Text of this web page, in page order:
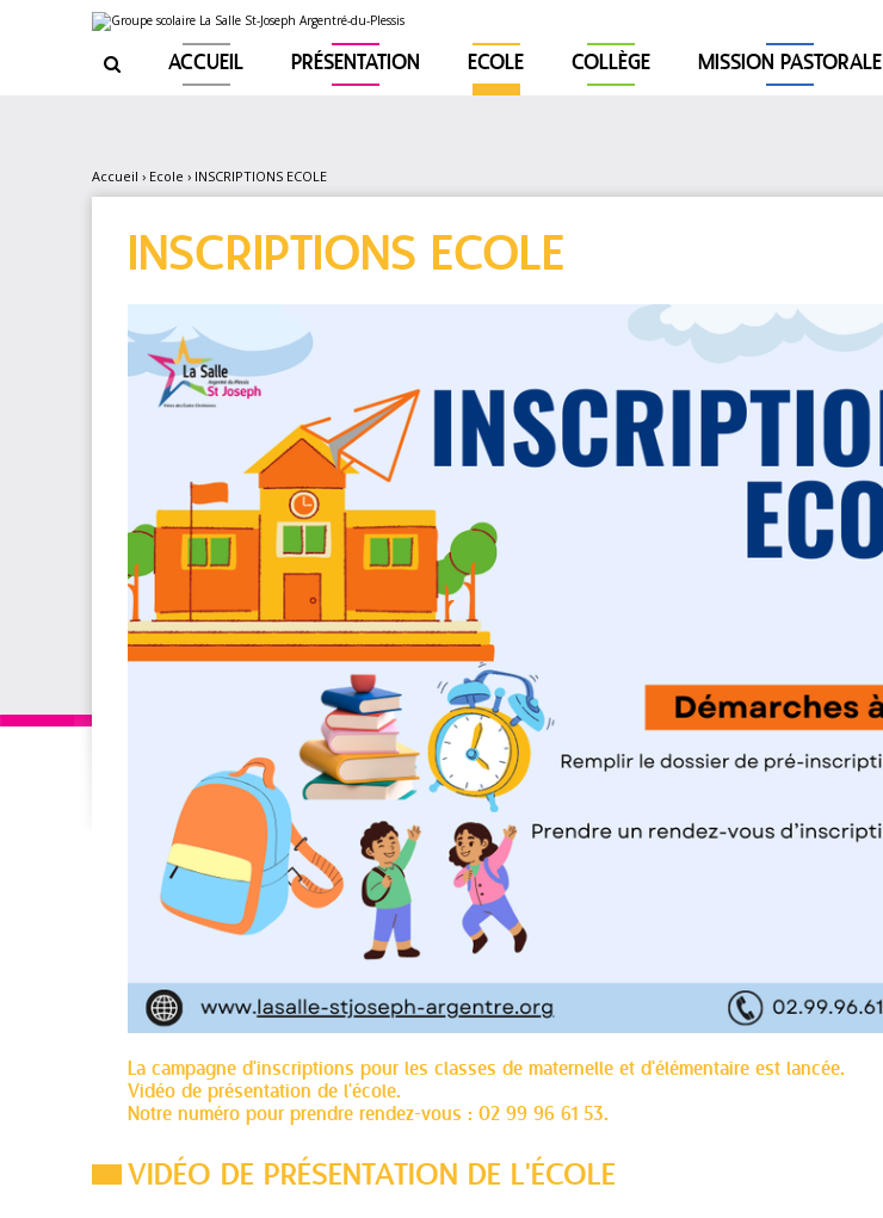
 ACCUEIL PRÉSENTATION ECOLE COLLÈGE MISSION PASTORALE
Accueil › Ecole › INSCRIPTIONS ECOLE
INSCRIPTIONS ECOLE
La campagne d'inscriptions pour les classes de maternelle et d'élémentaire est lancée.
Vidéo de présentation de l'école.
Notre numéro pour prendre rendez-vous : 02 99 96 61 53.
VIDÉO DE PRÉSENTATION DE L'ÉCOLE